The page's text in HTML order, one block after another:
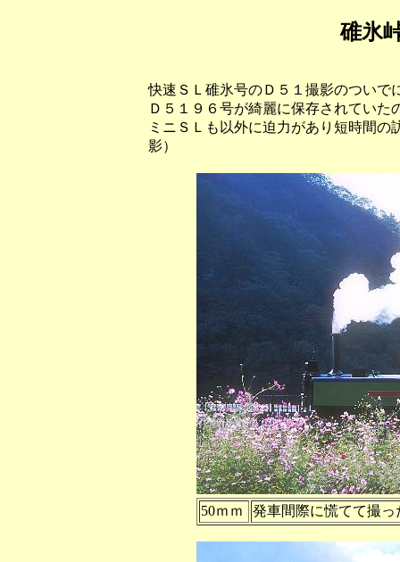
碓氷
快速ＳＬ碓氷号のＤ５１撮影のついで
Ｄ５１９６号が綺麗に保存されていた
ミニＳＬも以外に迫力があり短時間の
影）
50ｍｍ 発車間際に慌てて撮